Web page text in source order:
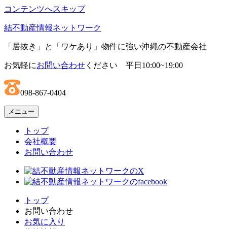
コンテンツへスキップ
結不動産情報ネットワーク
「居抜き」と「ワケあり」物件に強い沖縄の不動産会社
お気軽にお問い合わせ ください 平日10:00~19:00
098-867-0404
メニュー
トップ
会社概要
お問い合わせ
トップ
お問い合わせ
お気に入り